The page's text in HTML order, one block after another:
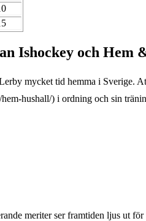
Ishockey och Hem
mycket tid hemma i Sverige.
hushall/) i ordning och sin
meriter ser framtiden ljus ut